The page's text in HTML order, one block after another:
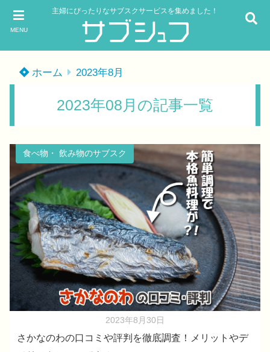
MENU
主婦にぴったりなサブスクサービスを集めました！
ホーム 2023年8月
2023年08月の記事一覧
食べ物・ 飲み物のサブスク
2023年8月30日
さかなのわの口コミや評判を徹底調査！メリットやデ